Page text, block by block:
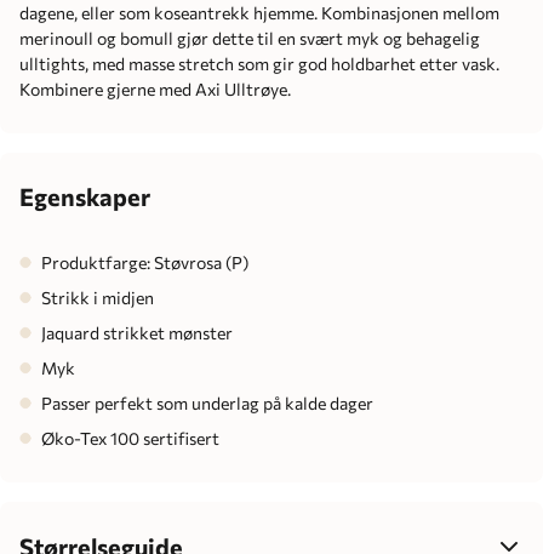
dagene, eller som koseantrekk hjemme. Kombinasjonen mellom
merinoull og bomull gjør dette til en svært myk og behagelig
ulltights, med masse stretch som gir god holdbarhet etter vask.
Kombinere gjerne med Axi Ulltrøye.
Egenskaper
Produktfarge: Støvrosa (P)
Strikk i midjen
Jaquard strikket mønster
Myk
Passer perfekt som underlag på kalde dager
Øko-Tex 100 sertifisert
Størrelseguide